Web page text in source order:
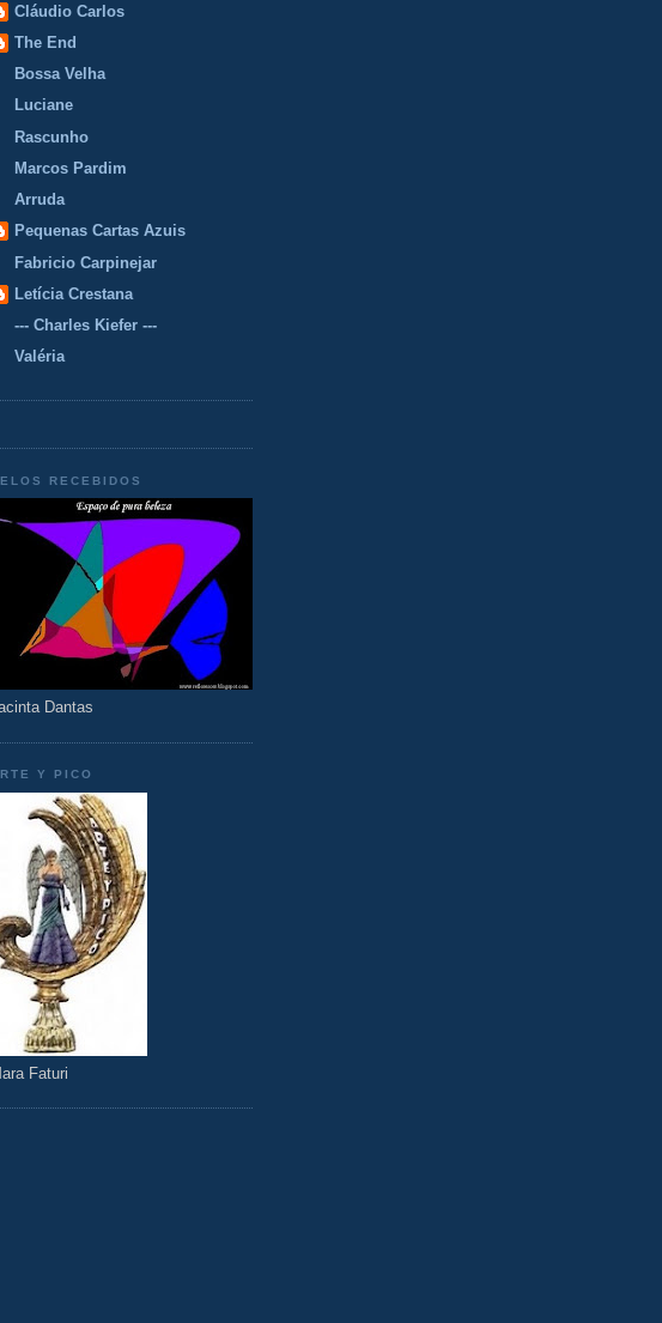
Cláudio Carlos
The End
Bossa Velha
Luciane
Rascunho
Marcos Pardim
Arruda
Pequenas Cartas Azuis
Fabricio Carpinejar
Letícia Crestana
--- Charles Kiefer ---
Valéria
RECEBIDOS
Dantas
Y PICO
Faturi